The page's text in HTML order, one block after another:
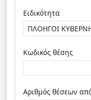
Ειδικότητα
Κωδικός θέσης
Αριθμός